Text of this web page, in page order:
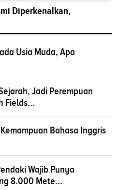
Diperkenalkan,
Usia Muda, Apa
Jadi Perempuan
Fields...
Bahasa Inggris
Wajib Punya
8.000 Mete...